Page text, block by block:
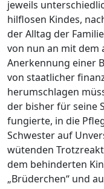
jeweils
hilflosen Kindes,
der Alltag der
von nun an mit dem
Anerkennung einer
von staatlicher
herumschlagen
der bisher für seine
fungierte, in die
Schwester auf
wütenden
dem behinderten
„Brüderchen“ und